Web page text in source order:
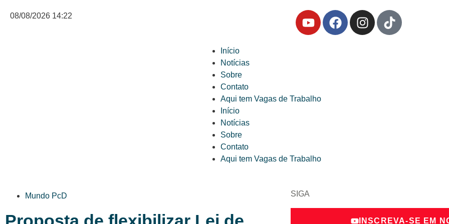
08/08/2026 14:22
Início
Notícias
Sobre
Contato
Aqui tem Vagas de Trabalho
Início
Notícias
Sobre
Contato
Aqui tem Vagas de Trabalho
Mundo PcD SIGA
INSCREVA-SE EM